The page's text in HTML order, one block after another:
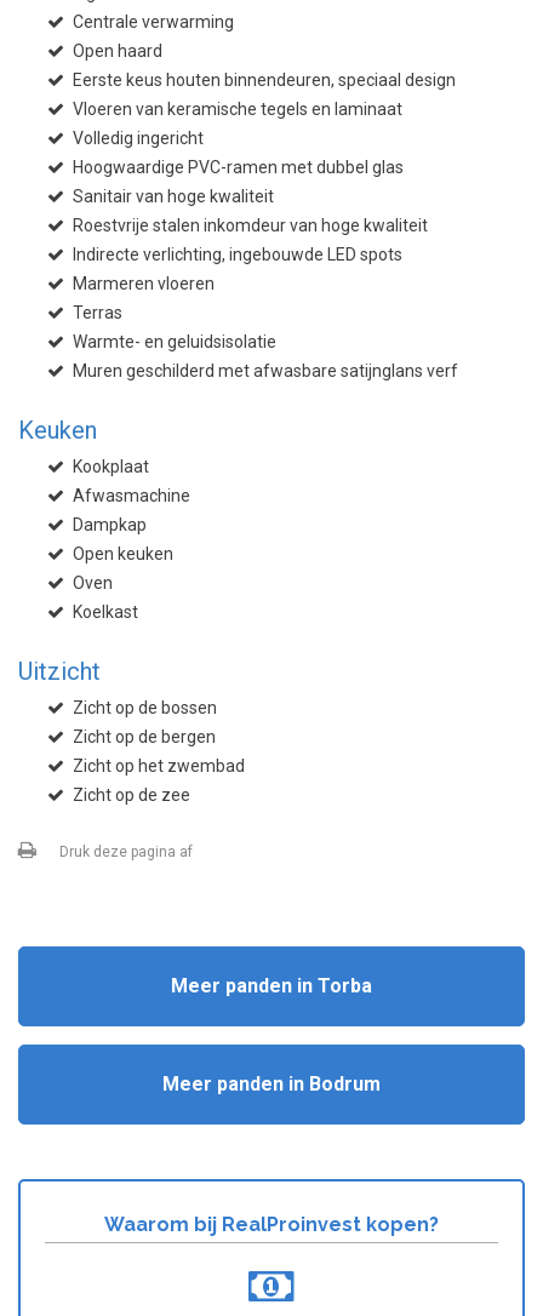
Centrale verwarming
Open haard
Eerste keus houten binnendeuren, speciaal design
Vloeren van keramische tegels en laminaat
Volledig ingericht
Hoogwaardige PVC-ramen met dubbel glas
Sanitair van hoge kwaliteit
Roestvrije stalen inkomdeur van hoge kwaliteit
Indirecte verlichting, ingebouwde LED spots
Marmeren vloeren
Terras
Warmte- en geluidsisolatie
Muren geschilderd met afwasbare satijnglans verf
Keuken
Kookplaat
Afwasmachine
Dampkap
Open keuken
Oven
Koelkast
Uitzicht
Zicht op de bossen
Zicht op de bergen
Zicht op het zwembad
Zicht op de zee
Druk deze pagina af
Meer panden in Torba
Meer panden in Bodrum
Waarom bij RealProinvest kopen?